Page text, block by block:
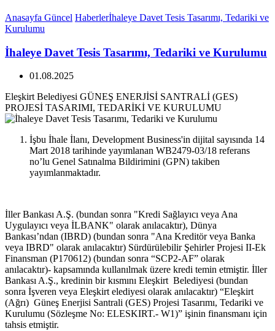
Anasayfa Güncel Haberlerİhaleye Davet Tesis Tasarımı, Tedariki ve
Kurulumu
İhaleye Davet Tesis Tasarımı, Tedariki ve Kurulumu
01.08.2025
Eleşkirt Belediyesi GÜNEŞ ENERJİSİ SANTRALİ (GES)
PROJESİ TASARIMI, TEDARİKİ VE KURULUMU
İşbu İhale İlanı, Development Business'in dijital sayısında 14
Mart 2018 tarihinde yayımlanan WB2479-03/18 referans
no’lu Genel Satınalma Bildirimini (GPN) takiben
yayımlanmaktadır.
İller Bankası A.Ş. (bundan sonra "Kredi Sağlayıcı veya Ana
Uygulayıcı veya İLBANK" olarak anılacaktır), Dünya
Bankası’ndan (IBRD) (bundan sonra "Ana Kreditör veya Banka
veya IBRD" olarak anılacaktır) Sürdürülebilir Şehirler Projesi II-Ek
Finansman (P170612) (bundan sonra “SCP2-AF” olarak
anılacaktır)- kapsamında kullanılmak üzere kredi temin etmiştir. İller
Bankası A.Ş., kredinin bir kısmını Eleşkirt Belediyesi (bundan
sonra İşveren veya Eleşkirt elediyesi olarak anılacaktır) “Eleşkirt
(Ağrı) Güneş Enerjisi Santrali (GES) Projesi Tasarımı, Tedariki ve
Kurulumu (Sözleşme No: ELESKIRT.- W1)” işinin finansmanı için
tahsis etmiştir.